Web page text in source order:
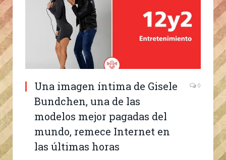
Una imagen íntima de Gisele
Bundchen, una de las
modelos mejor pagadas del
mundo, remece Internet en
las últimas horas
0